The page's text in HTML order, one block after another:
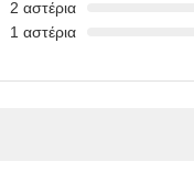
2 αστέρια
1 αστέρια